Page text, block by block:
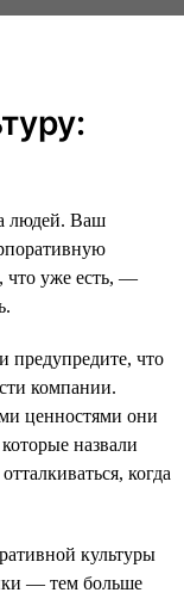
людей. Ваш
что уже есть, —
предупредите, что
компании.
ценностями они
назвали
когда
культуры
— тем больше